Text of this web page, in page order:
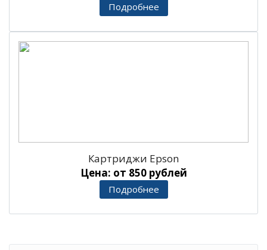
Подробнее
Картриджи Epson
Цена: от 850 рублей
Подробнее